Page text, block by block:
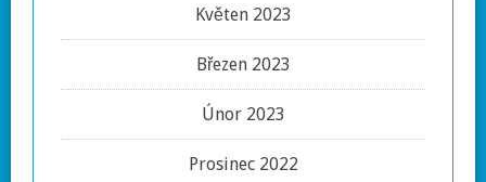
Květen 2023
Březen 2023
Únor 2023
Prosinec 2022